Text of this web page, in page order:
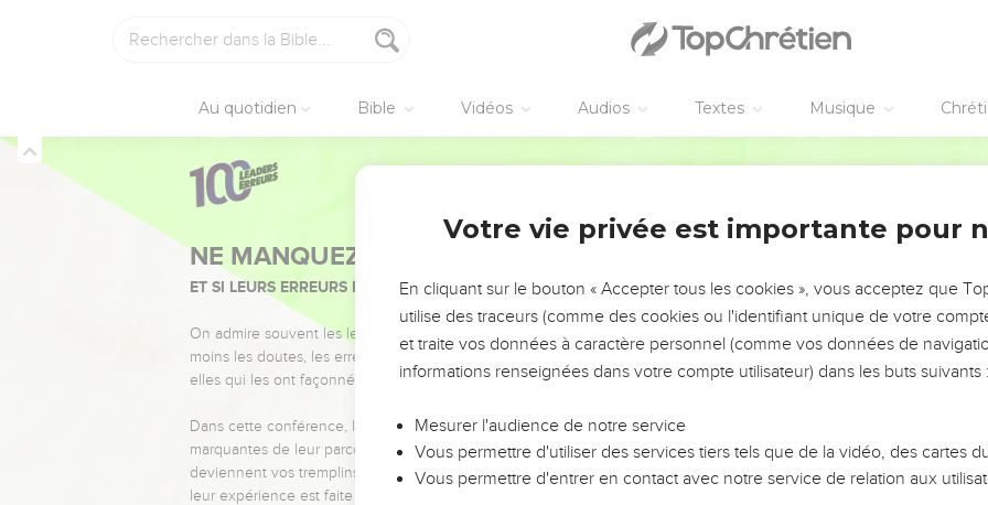
Au quotidien Bible Vidéos Audios Textes Musique
NE MANQUEZ PAS L’ÉVÉNEMENT DE L’ANNÉE !
ET SI LEURS ERREURS POUVAIENT VOUS ÉVITER LES VOTRES ?
On admire souvent les leaders pour leurs réussites, leur impact, leur foi ou leur vision. Mais on voit
moins les doutes, les erreurs et les saisons difficiles qu'ils ont traversés, alors même que ce sont
elles qui les ont façonnés.
Dans cette conférence, leaders, entrepreneurs, et responsables reviennent sur les erreurs
marquantes de leur parcours et les clés pour avancer avec plus de sagesse afin que leurs erreurs
deviennent vos tremplins. Que vous guidiez un ministère, une équipe, un groupe ou une famille,
leur expérience est faite pour vous.
Votre vie privée est importante pour
En cliquant sur le bouton « Accepter tous les cookies », vous acceptez que
utilise des traceurs (comme des cookies ou l'identifiant unique de votre
et traite vos données à caractère personnel (comme vos données de
informations renseignées dans votre compte utilisateur) dans les buts suivants :
Mesurer l'audience de notre service
Vous permettre d'utiliser des services tiers tels que de la vidéo, des cartes
Vous permettre d'entrer en contact avec notre service de relation aux